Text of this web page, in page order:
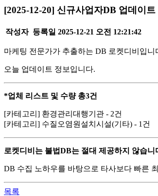
[2025-12-20] 신규사업자DB 업데이트
작성자 등록일 2025-12-21 오전 12:21:42
마케팅 전문가가 추출하는 DB 로켓디비입니
오늘 업데이트 정보입니다.
*업체 리스트 및 수량 총3건
[카테고리] 환경관리대행기관 - 2건
[카테고리] 수질오염원설치시설(기타) - 1건
로켓디비는 불법DB는 절대 제공하지 않습니
DB 수집 노하우를 바탕으로 타사보다 빠른
목록